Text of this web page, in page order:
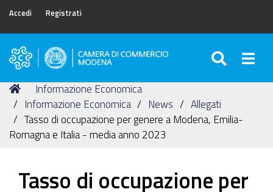
Accedi Registrati
Camera
Commercio
di
Modena
Tu
sei
qui:
Home
Informazione Economica
Informazione Economica
News
Allegati
Tasso di occupazione per genere a Modena, Emilia-
Romagna e Italia - media anno 2023
Tasso di occupazione per